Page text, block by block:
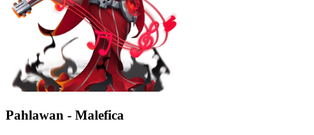
Pahlawan - Malefica